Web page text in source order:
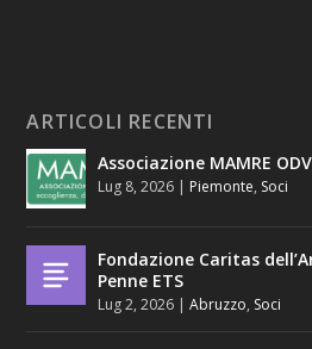
ARTICOLI RECENTI
Associazione MAMRE
Lug 8, 2026 | Piemonte, Soci
Fondazione Caritas
Penne ETS
Lug 2, 2026 |Abruzzo, Soci